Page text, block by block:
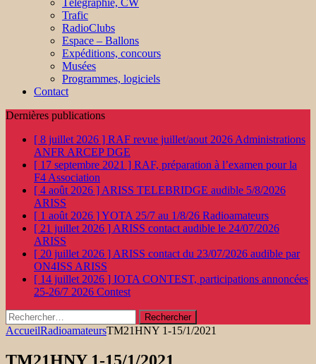
Télégraphie, CW
Trafic
RadioClubs
Espace – Ballons
Expéditions, concours
Musées
Programmes, logiciels
Contact
Dernières publications
[ 8 juillet 2026 ] RAF revue juillet/aout 2026 Administrations
ANFR ARCEP DGE
[ 17 septembre 2021 ] RAF, préparation à l’examen pour la
F4 Association
[ 4 août 2026 ] ARISS TELEBRIDGE audible 5/8/2026
ARISS
[ 1 août 2026 ]YOTA 25/7 au 1/8/26 Radioamateurs
[ 21 juillet 2026 ] ARISS contact audible le 24/07/2026
ARISS
[ 20 juillet 2026 ] ARISS contact du 23/07/2026 audible par
ON4ISS ARISS
[ 14 juillet 2026 ] IOTA CONTEST, participations annoncées
25-26/7 2026 Contest
Rechercher :
AccueilRadioamateursTM21HNY 1-15/1/2021